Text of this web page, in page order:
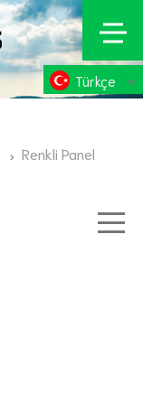
Türkçe
Renkli Panel